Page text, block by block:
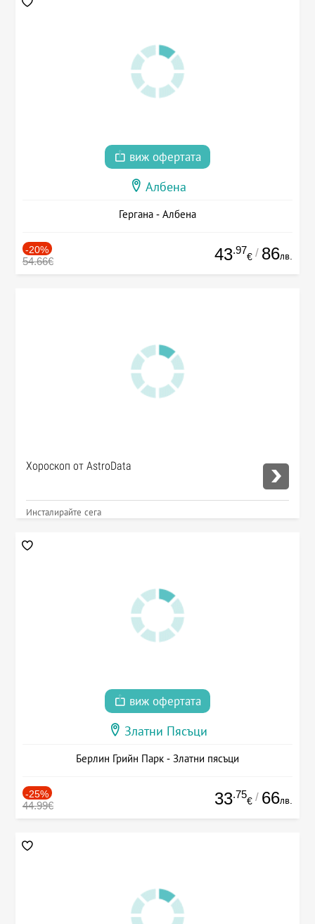
виж офертата
Албена
Гергана - Албена
-20%
54.66€ 43.97
€ / 86лв.
Хороскоп от AstroData
Инсталирайте сега
виж офертата
Златни Пясъци
Берлин Грийн Парк - Златни пясъци
-25%
44.99€ 33.75
€ / 66лв.